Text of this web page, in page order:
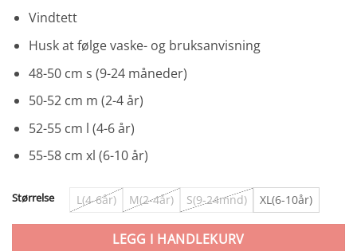
Vindtett
Husk at følge vaske- og bruksanvisning
48-50 cm s (9-24 måneder)
50-52 cm m (2-4 år)
52-55 cm l (4-6 år)
55-58 cm xl (6-10 år)
Størrelse L(4-6år) M(2-4år) S(9-24mnd) XL(6-10år)
LEGG I HANDLEKURV